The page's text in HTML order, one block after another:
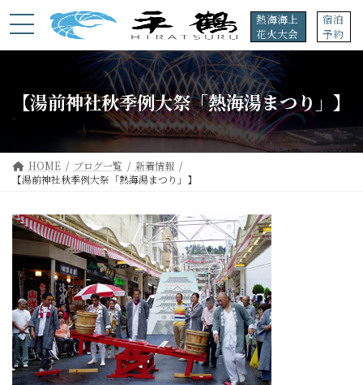
ン
プ
ビ
動
熱海海上
花火大会
宿泊
予約
【湯前神社秋季例大祭「熱海湯まつり」】
HOME ブログ一覧
新着情報
【湯前神社秋季例大祭「熱海湯まつり」】